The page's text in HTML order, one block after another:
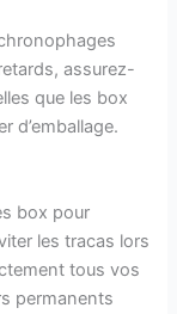
assurez-
que les box
d’emballage.
box pour
les tracas lors
tous vos
permanents